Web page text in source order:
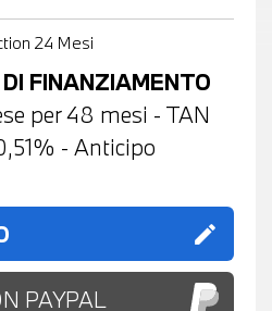
24 Mesi
FINANZIAMENTO
per48 mesi - TAN
% - Anticipo
edit
PAYPAL